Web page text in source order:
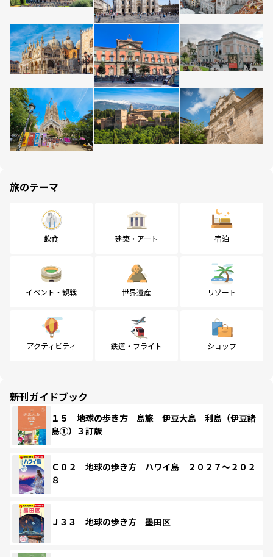
旅のテーマ
飲食 建築・アート 宿泊
イベント・観戦 世界遺産 リゾート
アクティビティ 鉄道・フライト ショップ
新刊ガイドブック
１５ 地球の歩き方 島旅 伊豆大島 利島（伊豆諸
島①）３訂版
Ｃ０２ 地球の歩き方 ハワイ島 ２０２７～２０２
８
Ｊ３３ 地球の歩き方 墨田区